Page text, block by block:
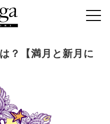
？【満月と新月に